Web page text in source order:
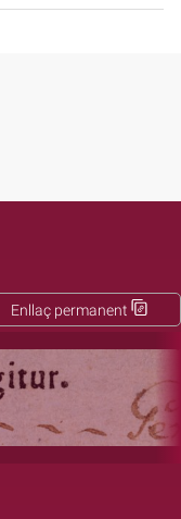
Enllaç permanent